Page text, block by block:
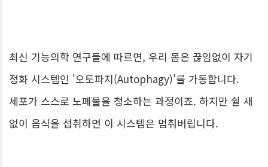
최신 기능의학 연구들에 따르면, 우리 몸은 끊임없이 자기
정화 시스템인 '오토파지(Autophagy)'를 가동합니다.
세포가 스스로 노폐물을 청소하는 과정이죠. 하지만 쉴 새
없이 음식을 섭취하면 이 시스템은 멈춰버립니다.